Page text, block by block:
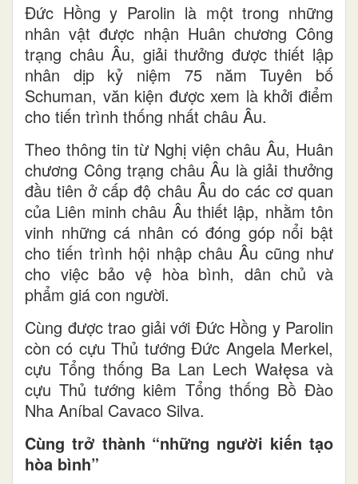
Đức Hồng y Parolin là một trong những
nhân vật được nhận Huân chương Công
trạng châu Âu, giải thưởng được thiết lập
nhân dịp kỷ niệm 75 năm Tuyên bố
Schuman, văn kiện được xem là khởi điểm
cho tiến trình thống nhất châu Âu.
Theo thông tin từ Nghị viện châu Âu, Huân
chương Công trạng châu Âu là giải thưởng
đầu tiên ở cấp độ châu Âu do các cơ quan
của Liên minh châu Âu thiết lập, nhằm tôn
vinh những cá nhân có đóng góp nổi bật
cho tiến trình hội nhập châu Âu cũng như
cho việc bảo vệ hòa bình, dân chủ và
phẩm giá con người.
Cùng được trao giải với Đức Hồng y Parolin
còn có cựu Thủ tướng Đức Angela Merkel,
cựu Tổng thống Ba Lan Lech Wałęsa và
cựu Thủ tướng kiêm Tổng thống Bồ Đào
Nha Aníbal Cavaco Silva.
Cùng trở thành “những người kiến tạo
hòa bình”